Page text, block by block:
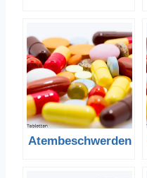
Atembeschwerden